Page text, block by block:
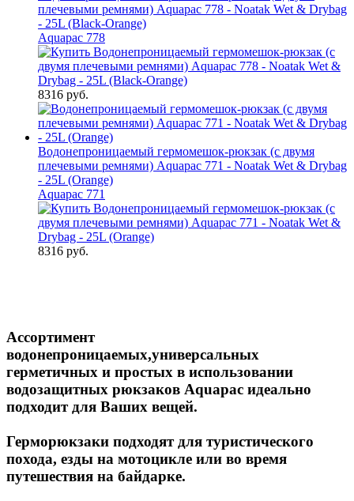
плечевыми ремнями) Aquapac 778 - Noatak Wet & Drybag
- 25L (Black-Orange)
Aquapac 778
8316 руб.
Водонепроницаемый гермомешок-рюкзак (с двумя
плечевыми ремнями) Aquapac 771 - Noatak Wet & Drybag
- 25L (Orange)
Aquapac 771
8316 руб.
Ассортимент
водонепроницаемых,универсальных
герметичных и простых в использовании
водозащитных рюкзаков Aquapac идеально
подходит для Ваших вещей.
Герморюкзаки подходят для туристического
похода, езды на мотоцикле или во время
путешествия на байдарке.